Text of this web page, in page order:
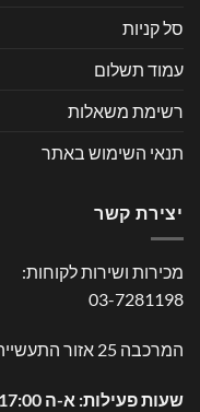
סל קניות
עמוד תשלום
רשימת משאלות
תנאי השימוש באתר
יצירת קשר
מכירות ושירות לקוחות:
03-7281198
המרכבה 25 אזור התעשייה , חולון
שעות פעילות: א-ה 09:00-17:00,